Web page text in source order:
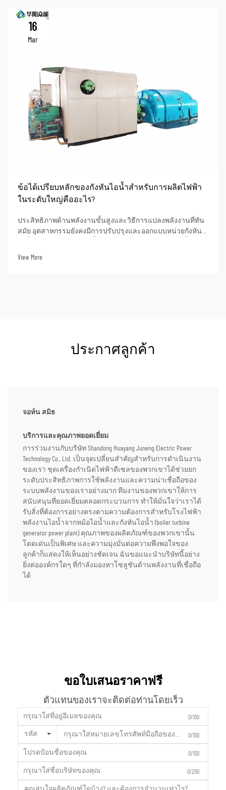
16
Mar
ข้อได้เปรียบหลักของกังหันไอน้ำสำหรับการผลิตไฟฟ้า
ในระดับใหญ่คืออะไร?
ประสิทธิภาพด้านพลังงานขั้นสูงและวิธีการแปลงพลังงานที่ทัน
สมัย อุตสาหกรรมยังคงมีการปรับปรุงและออกแบบหน่วยกังหัน
View More
ประกาศลูกค้า
จอห์น สมิธ
บริการและคุณภาพยอดเยี่ยม
การร่วมงานกับบริษัท Shandong Huayang Juneng Electric Power
Technology Co., Ltd. เป็นจุดเปลี่ยนสำคัญสำหรับการดำเนินงาน
ของเรา ชุดเครื่องกำเนิดไฟฟ้าดีเซลของพวกเขาได้ช่วยยก
ระดับประสิทธิภาพการใช้พลังงานและความน่าเชื่อถือของ
ระบบพลังงานของเราอย่างมาก ทีมงานของพวกเขาให้การ
สนับสนุนที่ยอดเยี่ยมตลอดกระบวนการ ทำให้มั่นใจว่าเราได้
รับสิ่งที่ต้องการอย่างตรงตามความต้องการสำหรับโรงไฟฟ้า
พลังงานไอน้ำจากหม้อไอน้ำและกังหันไอน้ำ (boiler turbine
generator power plant) คุณภาพของผลิตภัณฑ์ของพวกเขานั้น
โดดเด่นเป็นพิเศษ และความมุ่งมั่นต่อความพึงพอใจของ
ลูกค้าก็แสดงให้เห็นอย่างชัดเจน ฉันขอแนะนำบริษัทนี้อย่าง
ยิ่งต่อองค์กรใดๆ ที่กำลังมองหาโซลูชันด้านพลังงานที่เชื่อถือ
ได้
ขอใบเสนอราคาฟรี
ตัวแทนของเราจะติดต่อท่านโดยเร็ว
0/100
รหัส 0/100
0/100
0/200